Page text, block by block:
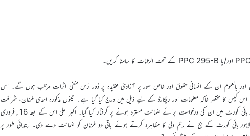
اور بالعموم ان کے انسانی حقوق اور خاص طور پر آزادیٔ عقیدہ پر دُور رَس منفی اثرات مرتب ہوں گے۔ اس
کا مختصر خاکہ معلومات اور ریکارڈ کے لیے ذیل میں درج کیا گیا ہے۔ تینوں مذکورہ احمدی ملزمان، شرافت
احمد، اکبر علی اور طاہر نقاش کو 3؍اکتوبر 2020ء کو ہائی کورٹ میں ان کی درخواست برائے ضمانت مسترد ہونے پر گرفتار کیا گیا۔ اکبر علی اس کے بعد 16؍فروری
ہائی کورٹ کے جج نے رحم دلی کا مظاہرہ کرتے ہوئے باقی دو ملزمان کو ضمانت دے دی۔ ابتدائی طور پر